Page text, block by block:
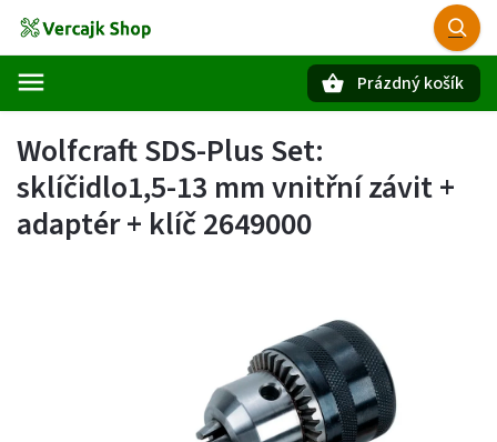
Prázdný košík
Wolfcraft SDS-Plus Set:
sklíčidlo1,5-13 mm vnitřní závit +
adaptér + klíč 2649000